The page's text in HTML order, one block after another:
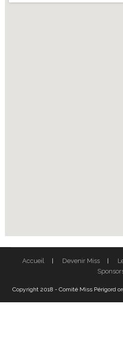
Accueil Devenir Miss
Copyright 2018 - Comité Miss Périgord